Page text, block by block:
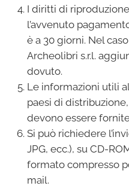
I diritti di
l’avvenuto
è a 30 giorni. Nel
Archeolibri s.r.l.
dovuto.
Le informazioni utili
paesi di
devono essere
Si può richiedere
JPG, ecc.), su CD-
formato compresso
mail.